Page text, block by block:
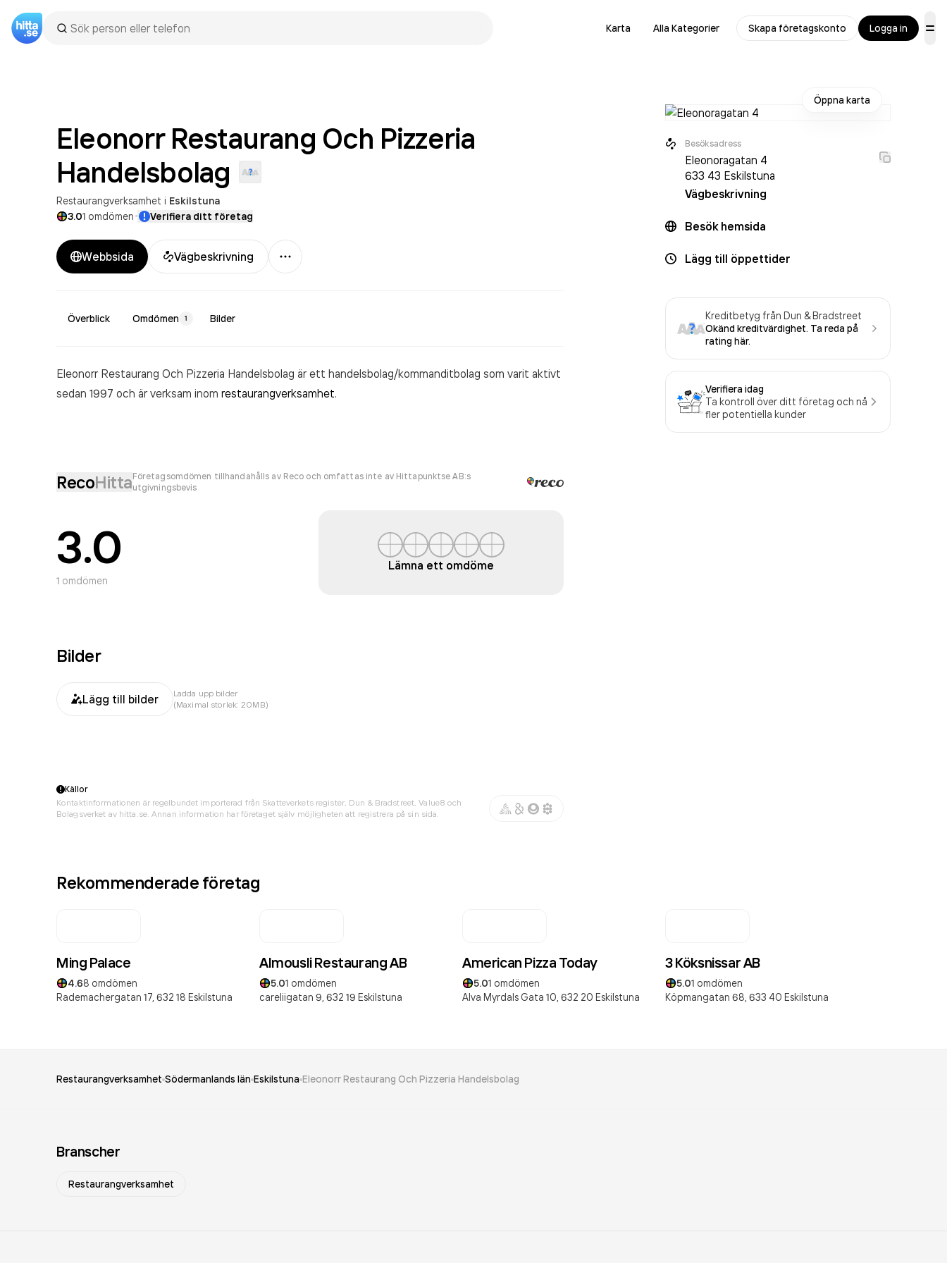
Karta Alla Kategorier Skapa företagskonto Logga in
Eleonorr Restaurang Och Pizzeria
Handelsbolag
Restaurangverksamhet i Eskilstuna
3.01 omdömen· Verifiera ditt företag
Webbsida Vägbeskrivning
Mer
Överblick Omdömen 1 Bilder
Eleonorr Restaurang Och Pizzeria Handelsbolag är ett handelsbolag/kommanditbolag som varit aktivt
sedan 1997 och är verksam inom restaurangverksamhet.
RecoHittaFöretagsomdömen tillhandahålls av Reco och omfattas inte av Hittapunktse AB:s
utgivningsbevis
3.0
1 omdömen
Lämna ett omdöme
Bilder
Lägg till bilder
Ladda upp bilder
(Maximal storlek: 20MB)
Öppna karta
Besöksadress
Eleonoragatan 4
633 43 Eskilstuna
Vägbeskrivning
Besök hemsida
Lägg till öppettider
Kreditbetyg från Dun & Bradstreet
Okänd kreditvärdighet. Ta reda på
rating här.
Verifiera idag
Ta kontroll över ditt företag och nå
fler potentiella kunder
Källor
Kontaktinformationen är regelbundet importerad från Skatteverkets register, Dun & Bradstreet, Value8 och
Bolagsverket av hitta.se. Annan information har företaget själv möjligheten att registrera på sin sida.
Rekommenderade företag
Ming Palace
4.68 omdömen
Rademachergatan 17, 632 18 Eskilstuna
Almousli Restaurang AB
5.01 omdömen
careliigatan 9, 632 19 Eskilstuna
American Pizza Today
5.01 omdömen
Alva Myrdals Gata 10, 632 20 Eskilstuna
3 Köksnissar AB
5.01 omdömen
Köpmangatan 68, 633 40 Eskilstuna
Restaurangverksamhet Södermanlands län Eskilstuna Eleonorr Restaurang Och Pizzeria Handelsbolag
Branscher
Restaurangverksamhet